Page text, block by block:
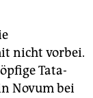
nicht vorbei.
Tata-
Novum bei